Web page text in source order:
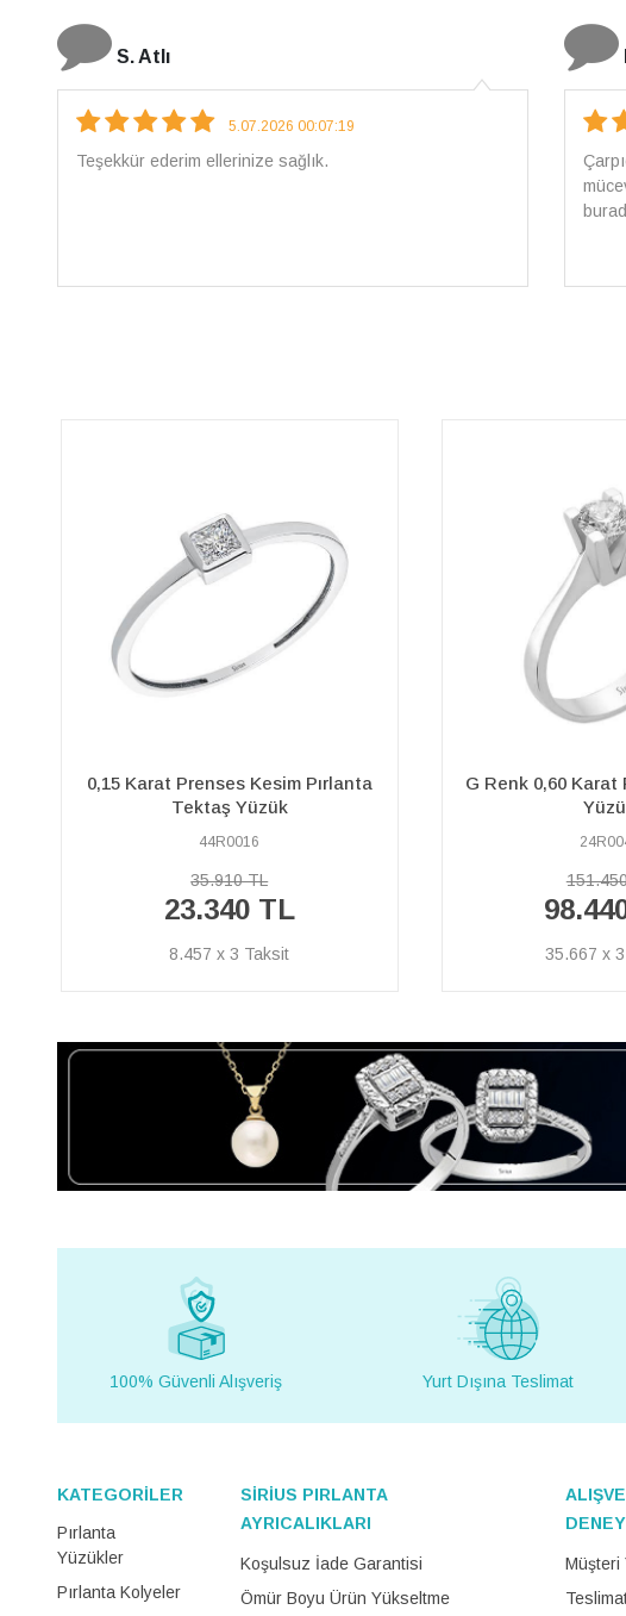
N. Elçi
4.08.2026 16:27:03
Çarpıcı ve olağanüstü bir işçilikle hazırlanmış bir
G Renk 0,60 Karat Pırlanta Tektaş
Yüzük
24R0040
151.450 TL
98.440 TL
35.667 x 3
G Renk 0,36 Karat
16.718 x 3
100% Güvenli Alışveriş Yurt Dışına Teslimat
KATEGORİLER
Pırlanta
Yüzükler
Pırlanta Kolyeler
SİRİUS PIRLANTA
AYRICALIKLARI
Koşulsuz İade Garantisi
Ömür Boyu Ürün Yükseltme
Müşteri